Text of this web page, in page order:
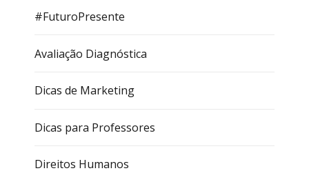
#FuturoPresente
Avaliação Diagnóstica
Dicas de Marketing
Dicas para Professores
Direitos Humanos